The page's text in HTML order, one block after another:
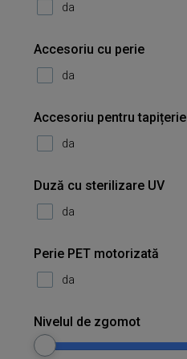
da
Accesoriu cu perie
da
Accesoriu pentru tapițerie
da
Duză cu sterilizare UV
da
Perie PET motorizată
da
Nivelul de zgomot